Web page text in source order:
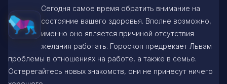
Сегодня самое время обратить внимание на
состояние вашего здоровья. Вполне возможно,
именно оно является причиной отсутствия
желания работать. Гороскоп предрекает Львам
проблемы в отношениях на работе, а также в семье.
Остерегайтесь новых знакомств, они не принесут ничего